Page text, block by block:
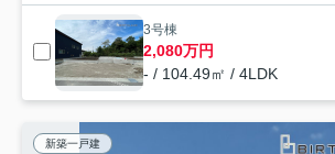
3号棟
2,080万円
- / 104.49㎡ / 4LDK
新築一戸建